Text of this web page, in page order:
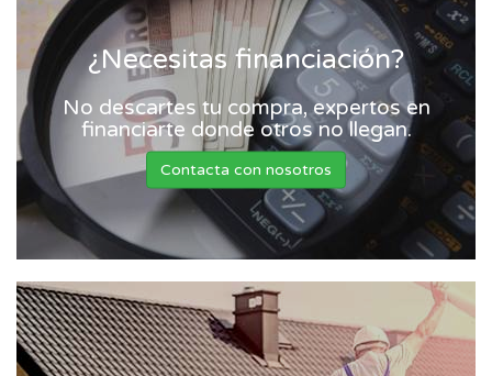
¿Necesitas financiación?
No descartes tu compra, expertos en
financiarte donde otros no llegan.
Contacta con nosotros